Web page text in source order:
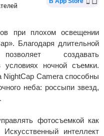
при плохом освещении
Благодаря длительной
создавать
ночной съемки.
NightCap Camera способны
неба: россыпи звезд,
фотосъемкой как
интеллект